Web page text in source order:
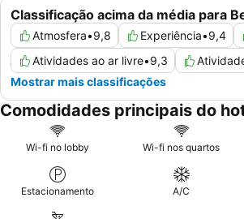
Classificação acima da média para
Atmosfera•9,8 Experiência•9,4
Atividades ao ar livre•9,3
Mostrar mais classificações
Comodidades principais do
Wi-fi no lobby Wi-fi nos quartos
Estacionamento A/C